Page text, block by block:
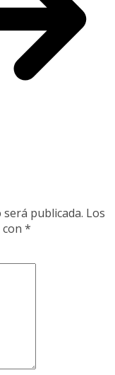
publicada. Los
*